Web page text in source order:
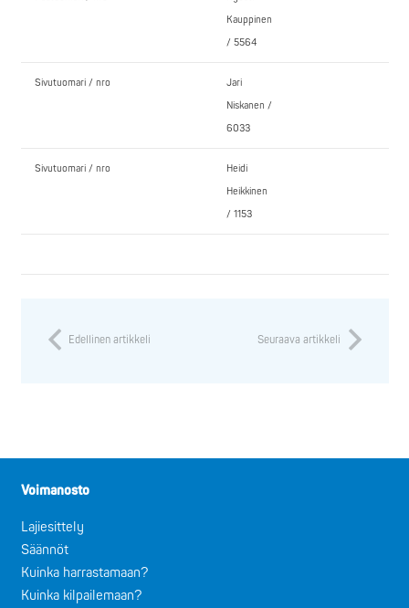
Kauppinen
/ 5564
Sivutuomari / nro
Jari
Niskanen /
6033
Sivutuomari / nro
Heidi
Heikkinen
/ 1153
Edellinen artikkeli Seuraava artikkeli
Voimanosto
Lajiesittely
Säännöt
Kuinka harrastamaan?
Kuinka kilpailemaan?